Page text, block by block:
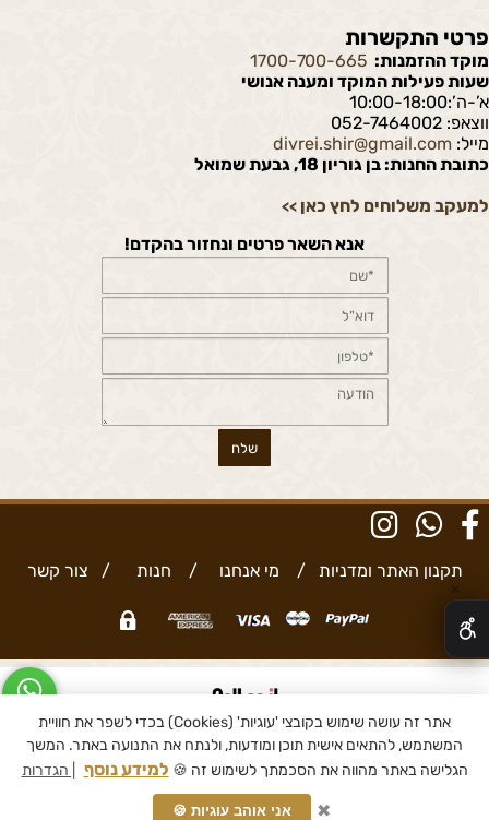
הוספה לסל
פרטי התקשרות
מוקד ההזמנות: 1700-700-665
שעות פעילות המוקד ומענה אנושי
א’-ה’:10:00-18:00
ווצאפ: 052-7464002
מייל: divrei.shir@gmail.com
כתובת החנות: בן גוריון 18, גבעת שמואל
למעקב משלוחים לחץ כאן >>
אנא השאר פרטים ונחזור בהקדם!
תקנון האתר ומדניות / מי אנחנו / חנות / צור קשר
בניית אתרים
✕
אתר זה עושה שימוש בקובצי 'עוגיות' (Cookies) בכדי לשפר את חוויית
המשתמש, להתאים אישית תוכן ומודעות, ולנתח את התנועה באתר. המשך
הגלישה באתר מהווה את הסכמתך לשימוש זה 🍪 למידע נוסף | הגדרות
אני אוהב עוגיות 🍪 ✖